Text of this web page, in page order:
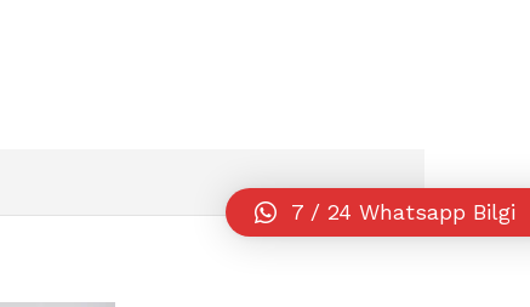
7 / 24 Whatsapp Bilgi